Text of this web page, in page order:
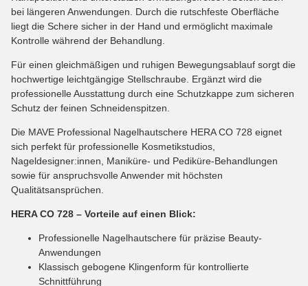
bei längeren Anwendungen. Durch die rutschfeste Oberfläche
liegt die Schere sicher in der Hand und ermöglicht maximale
Kontrolle während der Behandlung.
Für einen gleichmäßigen und ruhigen Bewegungsablauf sorgt die
hochwertige leichtgängige Stellschraube. Ergänzt wird die
professionelle Ausstattung durch eine Schutzkappe zum sicheren
Schutz der feinen Schneidenspitzen.
Die MAVE Professional Nagelhautschere HERA CO 728 eignet
sich perfekt für professionelle Kosmetikstudios,
Nageldesigner:innen, Maniküre- und Pediküre-Behandlungen
sowie für anspruchsvolle Anwender mit höchsten
Qualitätsansprüchen.
HERA CO 728 – Vorteile auf einen Blick:
Professionelle Nagelhautschere für präzise Beauty-
Anwendungen
Klassisch gebogene Klingenform für kontrollierte
Schnittführung